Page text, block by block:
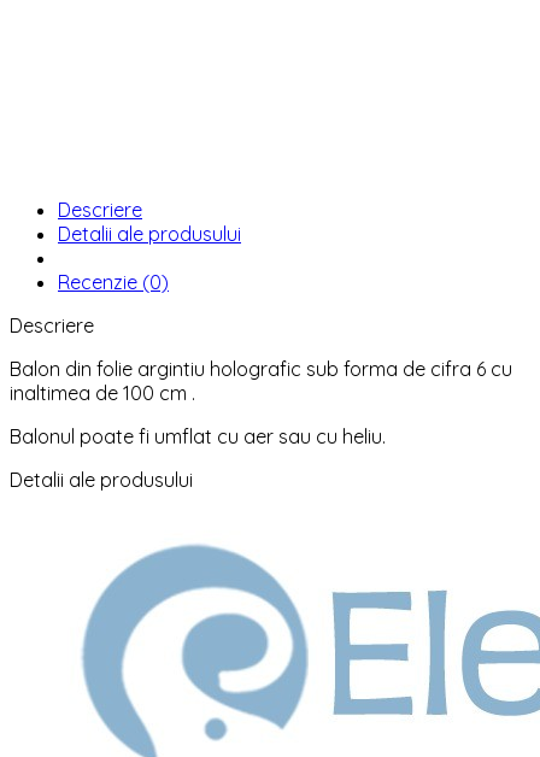
Descriere
Detalii ale produsului
Recenzie (0)
Descriere
Balon din folie argintiu holografic sub forma de cifra 6 cu
inaltimea de 100 cm .
Balonul poate fi umflat cu aer sau cu heliu.
Detalii ale produsului